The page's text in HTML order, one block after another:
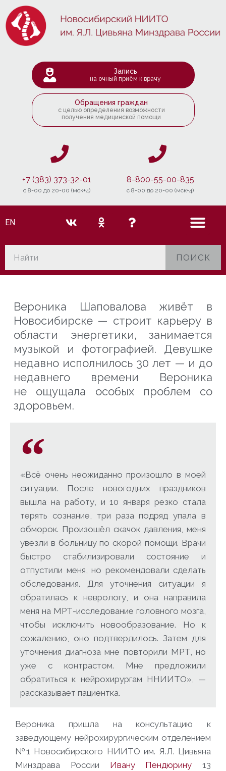
Запись
на очный приём к врачу
Обращения граждан
с целью определения возможности
получения медицинской помощи
+7 (383) 373-32-01
c 8-00 до 20-00 (мск+4)
8-800-55-00-835
c 8-00 до 20-00 (мск+4)
EN
ПОИСК
Вероника Шаповалова живёт в
Новосибирске — строит карьеру в
области энергетики, занимается
музыкой и фотографией. Девушке
недавно исполнилось 30 лет — и до
недавнего времени Вероника
не ощущала особых проблем со
здоровьем.
«Всё очень неожиданно произошло в моей
ситуации. После новогодних праздников
вышла на работу, и 10 января резко стала
терять сознание, три раза подряд упала в
обморок. Произошёл скачок давления, меня
увезли в больницу по скорой помощи. Врачи
быстро стабилизировали состояние и
отпустили меня, но рекомендовали сделать
обследования. Для уточнения ситуации я
обратилась к неврологу, и она направила
меня на МРТ-исследование головного мозга,
чтобы исключить новообразование. Но к
сожалению, оно подтвердилось. Затем для
уточнения диагноза мне повторили МРТ, но
уже с контрастом. Мне предложили
обратиться к нейрохирургам ННИИТО», —
рассказывает пациентка.
Вероника пришла на консультацию к
заведующему нейрохирургическим отделением
№1 Новосибирского НИИТО им. Я.Л. Цивьяна
Минздрава России Ивану Пендюрину 13